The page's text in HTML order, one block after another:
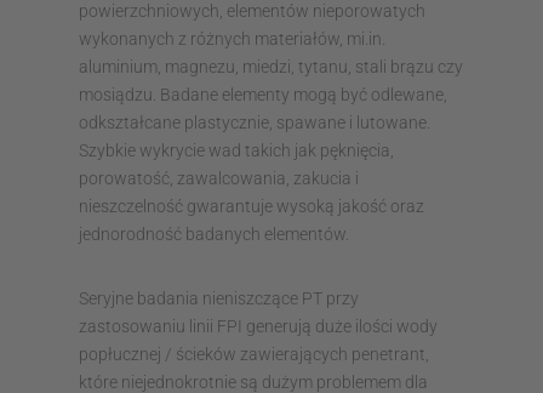
powierzchniowych, elementów nieporowatych
wykonanych z różnych materiałów, mi.in.
aluminium, magnezu, miedzi, tytanu, stali brązu czy
mosiądzu. Badane elementy mogą być odlewane,
odkształcane plastycznie, spawane i lutowane.
Szybkie wykrycie wad takich jak pęknięcia,
porowatość, zawalcowania, zakucia i
nieszczelność gwarantuje wysoką jakość oraz
jednorodność badanych elementów.
Seryjne badania nieniszczące PT przy
zastosowaniu linii FPI generują duże ilości wody
popłucznej / ścieków zawierających penetrant,
które niejednokrotnie są dużym problemem dla